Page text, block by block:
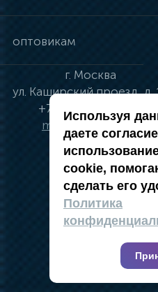
оптовикам
г. Москва
ул. Каширский проезд, д.
+7 (495) 134-41-83
moskva@vincci.ru
политика в
карта
2019 — 2026 @
Используя
даете
cookie,
сделать его
Политика